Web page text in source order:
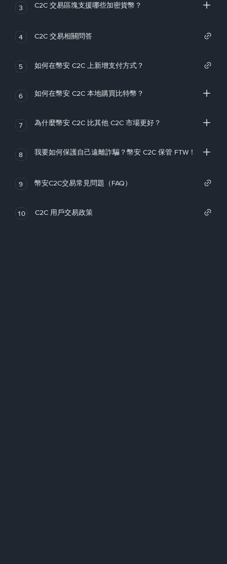
3 C2C 交易區塊支援哪些加密貨幣？
4 C2C 交易相關問答
5 如何在幣安 C2C 上新增支付方式？
6 如何在幣安 C2C 本地購買比特幣？
7 為什麼幣安 C2C 比其他 C2C 市場更好？
8 我要如何保護自己遠離詐騙？幣安 C2C 保管 FTW！
9 幣安C2C交易常見問題（FAQ）
10 C2C 用戶交易政策